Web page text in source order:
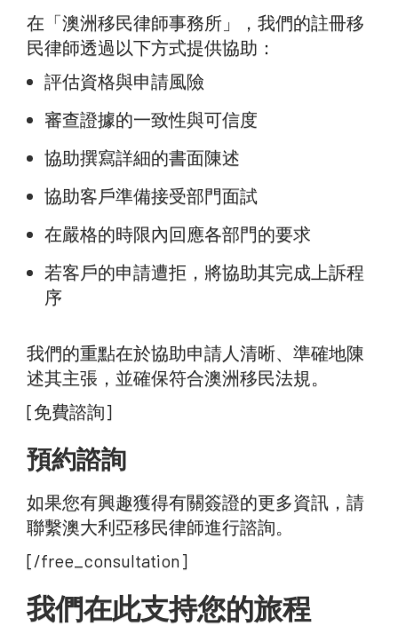
在「澳洲移民律師事務所」，我們的註冊移
民律師透過以下方式提供協助：
評估資格與申請風險
審查證據的一致性與可信度
協助撰寫詳細的書面陳述
協助客戶準備接受部門面試
在嚴格的時限內回應各部門的要求
若客戶的申請遭拒，將協助其完成上訴程
序
我們的重點在於協助申請人清晰、準確地陳
述其主張，並確保符合澳洲移民法規。
[免費諮詢]
預約諮詢‍
如果您有興趣獲得有關簽證的更多資訊，請
聯繫澳大利亞移民律師進行諮詢。
[/free_consultation]
我們在此支持您的旅程